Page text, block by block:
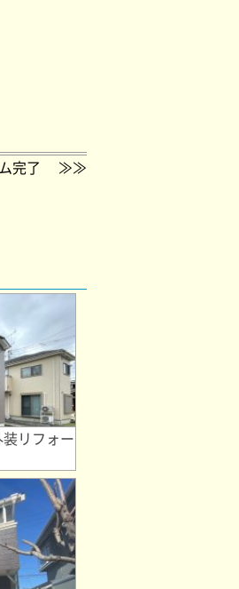
完了 ≫≫
リフォー